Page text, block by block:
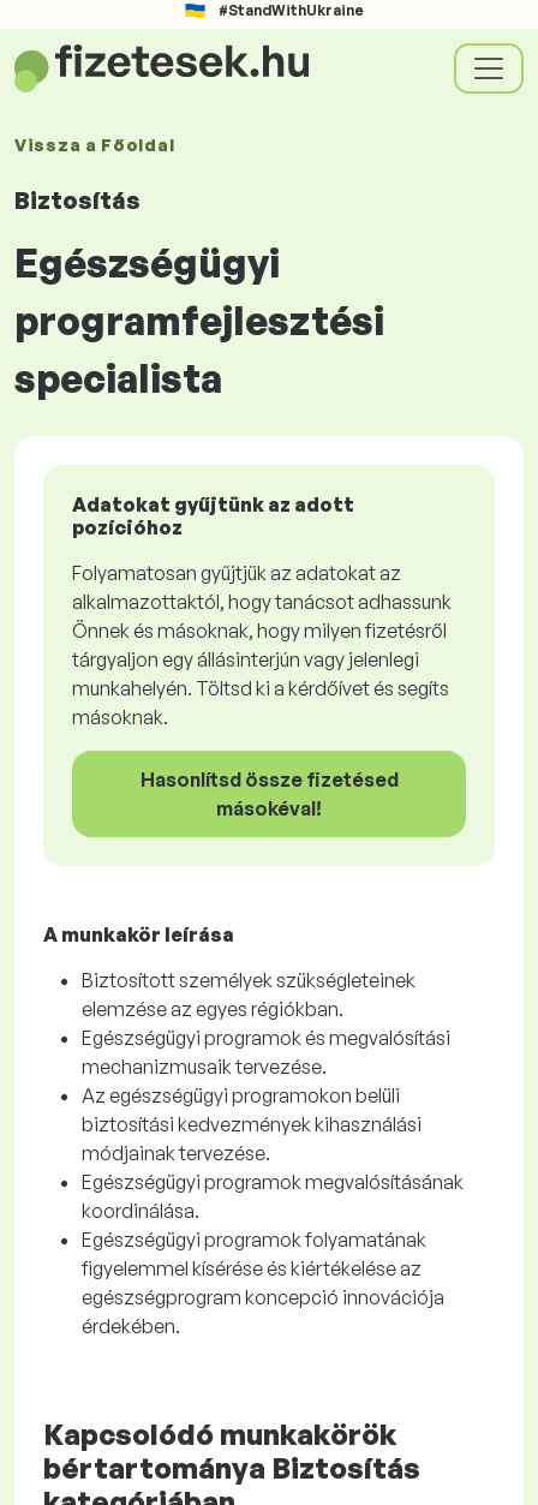
#StandWithUkraine
Vissza a Főoldal
Biztosítás
Egészségügyi
programfejlesztési
specialista
Adatokat gyűjtünk az adott
pozícióhoz
Folyamatosan gyűjtjük az adatokat az
alkalmazottaktól, hogy tanácsot adhassunk
Önnek és másoknak, hogy milyen fizetésről
tárgyaljon egy állásinterjún vagy jelenlegi
munkahelyén. Töltsd ki a kérdőívet és segíts
másoknak.
Hasonlítsd össze fizetésed
másokéval!
A munkakör leírása
Biztosított személyek szükségleteinek
elemzése az egyes régiókban.
Egészségügyi programok és megvalósítási
mechanizmusaik tervezése.
Az egészségügyi programokon belüli
biztosítási kedvezmények kihasználási
módjainak tervezése.
Egészségügyi programok megvalósításának
koordinálása.
Egészségügyi programok folyamatának
figyelemmel kísérése és kiértékelése az
egészségprogram koncepció innovációja
érdekében.
Kapcsolódó munkakörök
bértartománya Biztosítás